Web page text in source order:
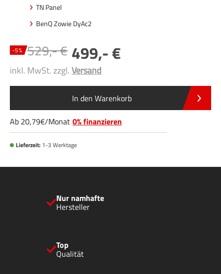
TN Panel
BenQ Zowie DyAc2
-5% 529,- 499,-
inkl. MwSt. zzgl.Versand
In den Warenkorb
Ab 20,79 /Monat 0% finanzieren
Lieferzeit: 1-3 Werktage
Nur namhafte
Hersteller
Top
Qualität